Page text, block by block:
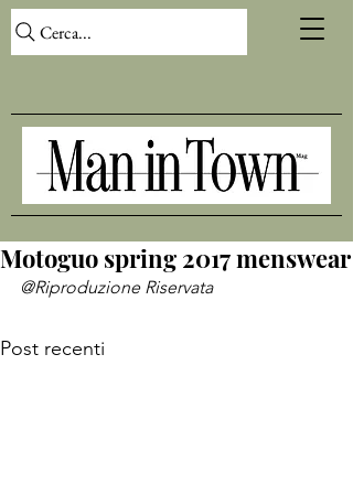
Cerca...
Motoguo spring 2017 menswear
@Riproduzione Riservata
Post recenti